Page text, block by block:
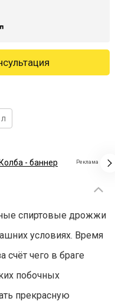
Реклама
спиртовые дрожжи
условиях. Время
счёт чего в браге
побочных
прекрасную